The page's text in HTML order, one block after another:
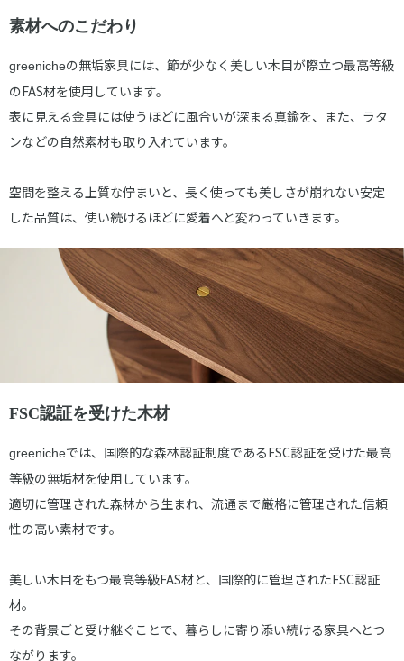
素材へのこだわり
greenicheの無垢家具には、節が少なく美しい木目が際立つ最高等級
のFAS材を使用しています。
表に見える金具には使うほどに風合いが深まる真鍮を、また、ラタ
ンなどの自然素材も取り入れています。
空間を整える上質な佇まいと、長く使っても美しさが崩れない安定
した品質は、使い続けるほどに愛着へと変わっていきます。
FSC認証を受けた木材
greenicheでは、国際的な森林認証制度であるFSC認証を受けた最高
等級の無垢材を使用しています。
適切に管理された森林から生まれ、流通まで厳格に管理された信頼
性の高い素材です。
美しい木目をもつ最高等級FAS材と、国際的に管理されたFSC認証
材。
その背景ごと受け継ぐことで、暮らしに寄り添い続ける家具へとつ
ながります。